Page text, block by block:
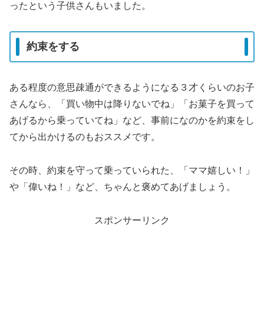
ったという子供さんもいました。
約束をする
ある程度の意思疎通ができるようになる３才くらいのお子
さんなら、「買い物中は降りないでね」「お菓子を買って
あげるから乗っていてね」など、事前になのかを約束をし
てから出かけるのもおススメです。
その時、約束を守って乗っていられた、「ママ嬉しい！」
や「偉いね！」など、ちゃんと褒めてあげましょう。
スポンサーリンク